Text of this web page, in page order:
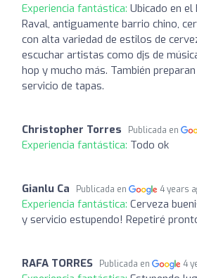
Experiencia fantástica: Ubicado en
Raval, antiguamente barrio chino,
con alta variedad de estilos de
escuchar artistas como djs de
hop y mucho más. También
servicio de tapas.
Christopher Torres Publicada en
Experiencia fantástica: Todo ok
Gianlu Ca Publicada en 4 years
Experiencia fantástica: Cerveza
y servicio estupendo! Repetiré
RAFA TORRES Publicada en 4